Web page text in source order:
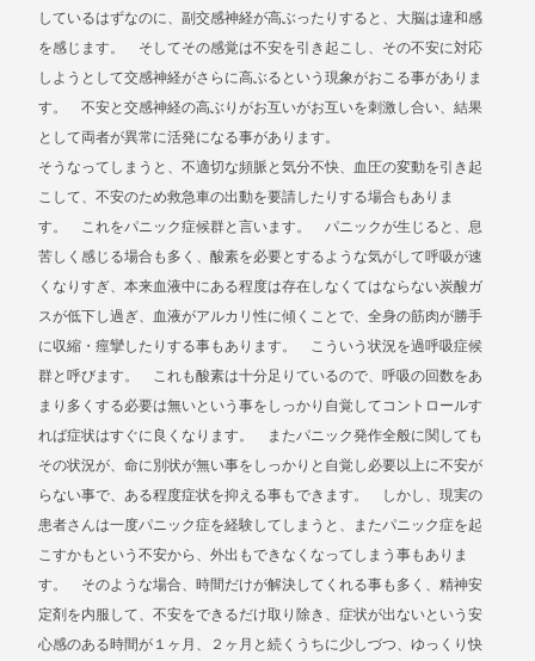
しているはずなのに、副交感神経が高ぶったりすると、大脳は違和感
を感じます。 そしてその感覚は不安を引き起こし、その不安に対応
しようとして交感神経がさらに高ぶるという現象がおこる事がありま
す。 不安と交感神経の高ぶりがお互いがお互いを刺激し合い、結果
として両者が異常に活発になる事があります。
そうなってしまうと、不適切な頻脈と気分不快、血圧の変動を引き起
こして、不安のため救急車の出動を要請したりする場合もありま
す。 これをパニック症候群と言います。 パニックが生じると、息
苦しく感じる場合も多く、酸素を必要とするような気がして呼吸が速
くなりすぎ、本来血液中にある程度は存在しなくてはならない炭酸ガ
スが低下し過ぎ、血液がアルカリ性に傾くことで、全身の筋肉が勝手
に収縮・痙攣したりする事もあります。 こういう状況を過呼吸症候
群と呼びます。 これも酸素は十分足りているので、呼吸の回数をあ
まり多くする必要は無いという事をしっかり自覚してコントロールす
れば症状はすぐに良くなります。 またパニック発作全般に関しても
その状況が、命に別状が無い事をしっかりと自覚し必要以上に不安が
らない事で、ある程度症状を抑える事もできます。 しかし、現実の
患者さんは一度パニック症を経験してしまうと、またパニック症を起
こすかもという不安から、外出もできなくなってしまう事もありま
す。 そのような場合、時間だけが解決してくれる事も多く、精神安
定剤を内服して、不安をできるだけ取り除き、症状が出ないという安
心感のある時間が１ヶ月、２ヶ月と続くうちに少しづつ、ゆっくり快